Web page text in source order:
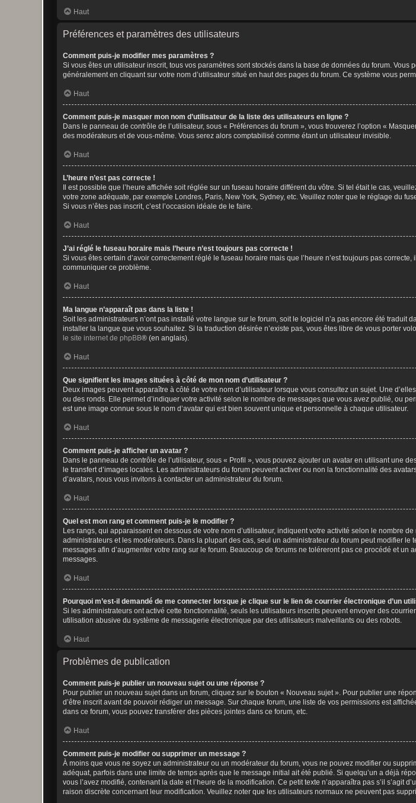
Haut
Préférences et paramètres des utilisateurs
Comment puis-je modifier mes paramètres ?
Si vous êtes un utilisateur inscrit, tous vos paramètres sont stockés dans la base de données du forum.
généralement en cliquant sur votre nom d’utilisateur situé en haut des pages du forum. Ce système vous
Haut
Comment puis-je masquer mon nom d’utilisateur de la liste des utilisateurs en ligne ?
Dans le panneau de contrôle de l’utilisateur, sous « Préférences du forum », vous trouverez l’option «
des modérateurs et de vous-même. Vous serez alors comptabilisé comme étant un utilisateur invisible.
Haut
L’heure n’est pas correcte !
Il est possible que l’heure affichée soit réglée sur un fuseau horaire différent du vôtre. Si tel était le cas,
votre zone adéquate, par exemple Londres, Paris, New York, Sydney, etc. Veuillez noter que le réglage du
Si vous n’êtes pas inscrit, c’est l’occasion idéale de le faire.
Haut
J’ai réglé le fuseau horaire mais l’heure n’est toujours pas correcte !
Si vous êtes certain d’avoir correctement réglé le fuseau horaire mais que l’heure n’est toujours pas
communiquer ce problème.
Haut
Ma langue n’apparaît pas dans la liste !
Soit les administrateurs n’ont pas installé votre langue sur le forum, soit le logiciel n’a pas encore été traduit
installer la langue que vous souhaitez. Si la traduction désirée n’existe pas, vous êtes libre de vous porter
le site internet de phpBB® (en anglais).
Haut
Que signifient les images situées à côté de mon nom d’utilisateur ?
Deux images peuvent apparaître à côté de votre nom d’utilisateur lorsque vous consultez un sujet. Une
ou des ronds. Elle permet d’indiquer votre activité selon le nombre de messages que vous avez publié, ou
est une image connue sous le nom d’avatar qui est bien souvent unique et personnelle à chaque utilisateur.
Haut
Comment puis-je afficher un avatar ?
Dans le panneau de contrôle de l’utilisateur, sous « Profil », vous pouvez ajouter un avatar en utilisant une
le transfert d’images locales. Les administrateurs du forum peuvent activer ou non la fonctionnalité des
d’avatars, nous vous invitons à contacter un administrateur du forum.
Haut
Quel est mon rang et comment puis-je le modifier ?
Les rangs, qui apparaissent en dessous de votre nom d’utilisateur, indiquent votre activité selon le nombre
administrateurs et les modérateurs. Dans la plupart des cas, seul un administrateur du forum peut modifier
messages afin d’augmenter votre rang sur le forum. Beaucoup de forums ne toléreront pas ce procédé et
messages.
Haut
Pourquoi m’est-il demandé de me connecter lorsque je clique sur le lien de courrier électronique d’un
Si les administrateurs ont activé cette fonctionnalité, seuls les utilisateurs inscrits peuvent envoyer des
utilisation abusive du système de messagerie électronique par des utilisateurs malveillants ou des robots.
Haut
Problèmes de publication
Comment puis-je publier un nouveau sujet ou une réponse ?
Pour publier un nouveau sujet dans un forum, cliquez sur le bouton « Nouveau sujet ». Pour publier une
d’être inscrit avant de pouvoir rédiger un message. Sur chaque forum, une liste de vos permissions est
dans ce forum, vous pouvez transférer des pièces jointes dans ce forum, etc.
Haut
Comment puis-je modifier ou supprimer un message ?
À moins que vous ne soyez un administrateur ou un modérateur du forum, vous ne pouvez modifier ou
adéquat, parfois dans une limite de temps après que le message initial ait été publié. Si quelqu’un a déjà
vous l’avez modifié, contenant la date et l’heure de la modification. Ce petit texte n’apparaîtra pas s’il
raison discrète concernant leur modification. Veuillez noter que les utilisateurs normaux ne peuvent pas